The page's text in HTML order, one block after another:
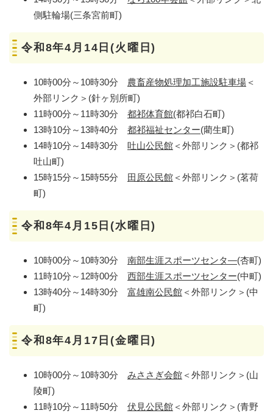
側駐輪場(三条宮前町)
令和8年4月14日(火曜日)
10時00分～10時30分 農畜産物処理加工施設駐車場 ＜
外部リンク＞ (針ヶ別所町)
11時00分～11時30分 都祁体育館(都祁白石町)
13時10分～13時40分 都祁福祉センター(藺生町)
14時10分～14時30分 吐山公民館 ＜外部リンク＞ (都祁
吐山町)
15時15分～15時55分 田原公民館 ＜外部リンク＞ (茗荷
町)
令和8年4月15日(水曜日)
10時00分～10時30分 南部生涯スポーツセンタ―(杏町)
11時10分～12時00分 西部生涯スポーツセンター(中町)
13時40分～14時30分 富雄南公民館 ＜外部リンク＞ (中
町)
令和8年4月17日(金曜日)
10時00分～10時30分 みささぎ会館 ＜外部リンク＞ (山
陵町)
11時10分～11時50分 伏見公民館 ＜外部リンク＞ (青野